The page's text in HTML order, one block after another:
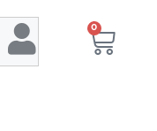
0